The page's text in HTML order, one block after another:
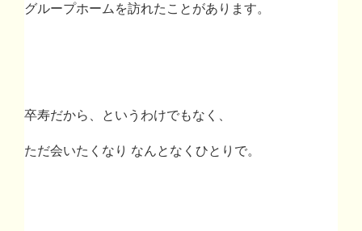
グループホームを訪れたことがあります。
卒寿だから、というわけでもなく、
ただ会いたくなり なんとなくひとりで。